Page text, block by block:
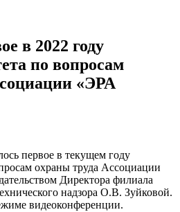
в 2022 году
по вопросам
«ЭРА
первое в текущем году
охраны труда Ассоциации
Директора филиала
надзора О.В. Зуйковой.
видеоконференции.